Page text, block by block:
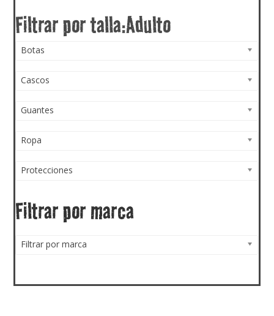
Botas
Cascos
Guantes
Ropa
Protecciones
Filtrar por marca
Filtrar por marca